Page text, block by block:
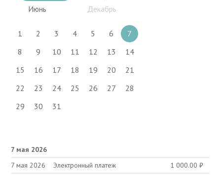
Июнь
Декабрь
1 2 3 4 5 6
7
8
9 10 11 12 13
14
15
16 17 18 19 20
21
22
23 24 25 26 27
28
29
30 31
7 мая 2026
7 мая 2026
Электронный платеж 1 000.00₽